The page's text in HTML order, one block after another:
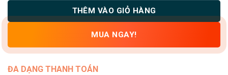
THÊM VÀO GIỎ HÀNG
MUA NGAY!
ĐA DẠNG THANH TOÁN